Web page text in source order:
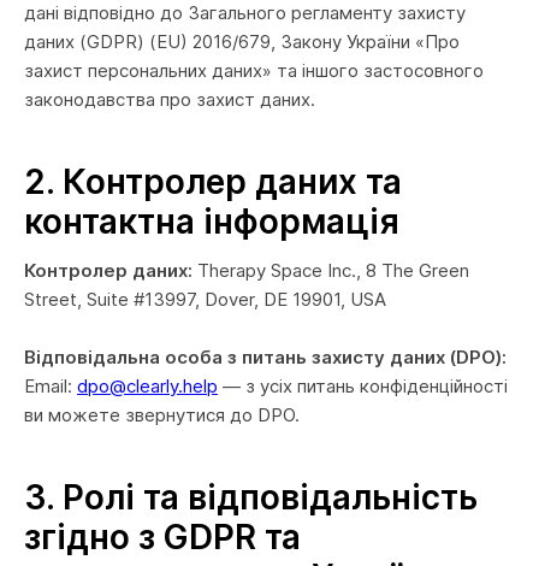
дані відповідно до Загального регламенту захисту
даних (GDPR) (EU) 2016/679, Закону України «Про
захист персональних даних» та іншого застосовного
законодавства про захист даних.
2. Контролер даних та
контактна інформація
Контролер даних: Therapy Space Inc., 8 The Green
Street, Suite #13997, Dover, DE 19901, USA
Відповідальна особа з питань захисту даних (DPO):
Email: dpo@clearly.help — з усіх питань конфіденційності
ви можете звернутися до DPO.
3. Ролі та відповідальність
згідно з GDPR та